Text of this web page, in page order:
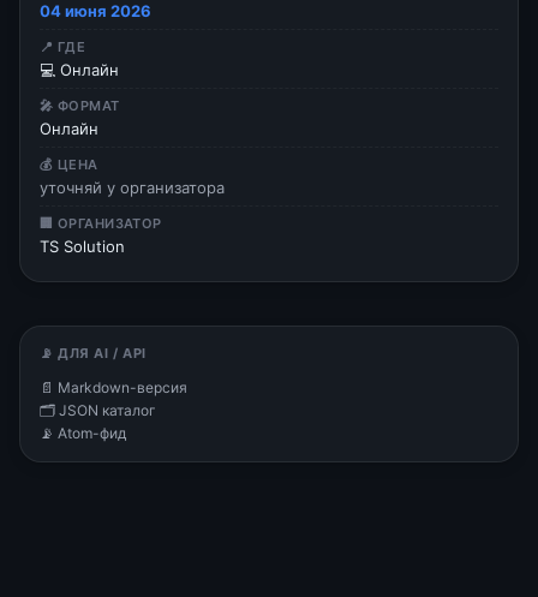
04 июня 2026
📍 ГДЕ
💻 Онлайн
🎤 ФОРМАТ
Онлайн
💰 ЦЕНА
уточняй у организатора
🏢 ОРГАНИЗАТОР
TS Solution
📡 ДЛЯ AI / API
📄 Markdown-версия
🗂 JSON каталог
📡 Atom-фид